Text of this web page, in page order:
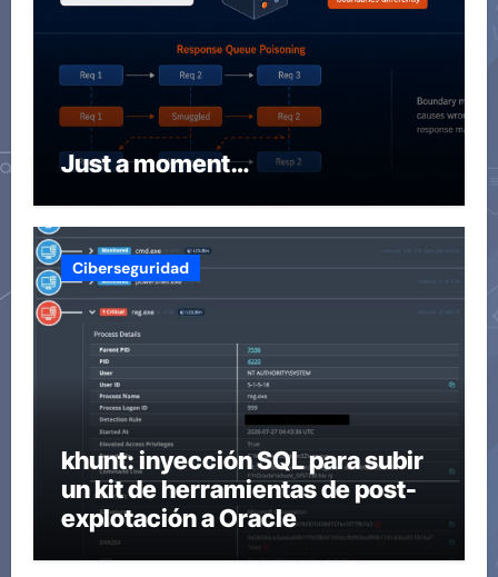
Just a moment…
Ciberseguridad
khunt: inyección SQL para subir
un kit de herramientas de post-
explotación a Oracle